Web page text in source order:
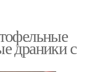
драники с